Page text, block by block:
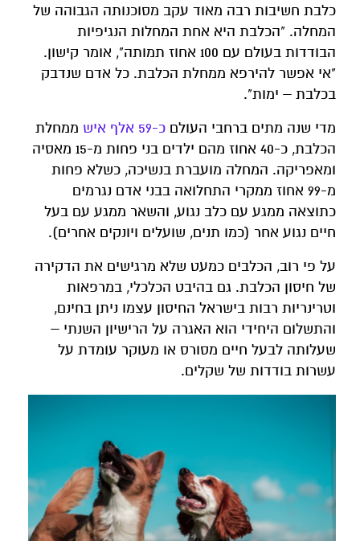
כלבת חשיבות רבה מאוד עקב מסוכנותה הגבוהה של
המחלה. "הכלבת היא אחת המחלות הנגיפיות
הבודדות בעולם עם 100 אחוז תמותה", אומר קישון.
"אי אפשר להירפא ממחלת הכלבת. כל אדם שנדבק
בכלבת – ימות".
מדי שנה מתים ברחבי העולם כ-59 אלף איש
ממחלת
הכלבת, כ-40 אחוז מהם ילדים בני פחות מ-15 מאסיה
ומאפריקה. המחלה מועברת בנשיכה, כשלא פחות
מ-99 אחוז ממקרי התחלואה בבני אדם נגרמים
כתוצאה ממגע עם כלב נגוע, והשאר ממגע עם בעל
חיים נגוע אחר (כמו תנים, שועלים ויונקים אחרים).
על פי רוב, הכלבים כמעט שלא מרגישים את הדקירה
של חיסון הכלבת. גם בהיבט הכלכלי, במרפאות
וטרינריות רבות בישראל החיסון עצמו ניתן בחינם,
והתשלום היחידי הוא האגרה על הרישיון השנתי –
שעלותה לבעל חיים מסורס או מעוקר עומדת על
עשרות בודדות של שקלים.